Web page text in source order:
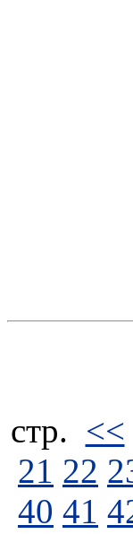
стp. <<
21 22
40 41